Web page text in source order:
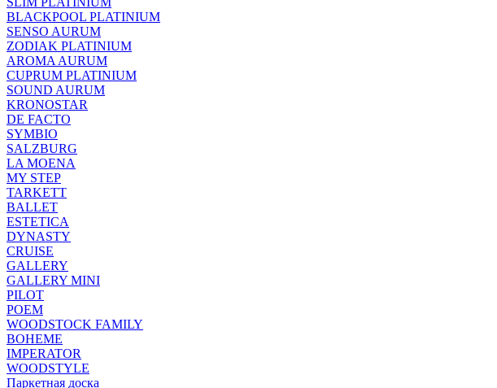
BLACKPOOL PLATINIUM
SENSO AURUM
ZODIAK PLATINIUM
AROMA AURUM
CUPRUM PLATINIUM
SOUND AURUM
KRONOSTAR
DE FACTO
SYMBIO
SALZBURG
LA MOENA
MY STEP
TARKETT
BALLET
ESTETICA
DYNASTY
CRUISE
GALLERY
GALLERY MINI
PILOT
POEM
WOODSTOCK FAMILY
BOHEME
IMPERATOR
WOODSTYLE
Паркетная доска